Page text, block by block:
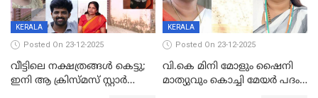
KERALA
Posted On 23-12-2025
വീട്ടിലെ നക്ഷത്രങ്ങൾ കെട്ടു;
ഇനി ആ ക്രിസ്മസ് സ്റ്റാർ
KERALA
Posted On 23-12-2025
വി.കെ മിനി മോളും ഷൈനി
മാത്യുവും കൊച്ചി മേയർ പദം